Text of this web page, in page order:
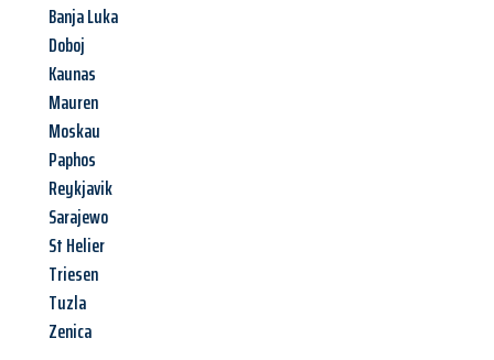
Banja Luka
Doboj
Kaunas
Mauren
Moskau
Paphos
Reykjavik
Sarajewo
St Helier
Triesen
Tuzla
Zenica